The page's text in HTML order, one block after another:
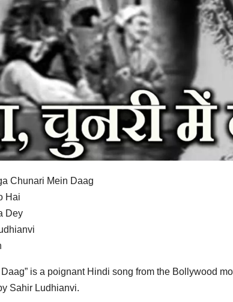
Chunari Mein Daag
Hai
Dey
is a poignant Hindi song from the Bollywood
Sahir Ludhianvi.